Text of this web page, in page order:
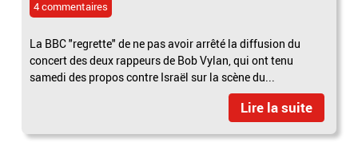
4 commentaires
La BBC "regrette" de ne pas avoir arrêté la diffusion du
concert des deux rappeurs de Bob Vylan, qui ont tenu
samedi des propos contre Israël sur la scène du...
Lire la suite